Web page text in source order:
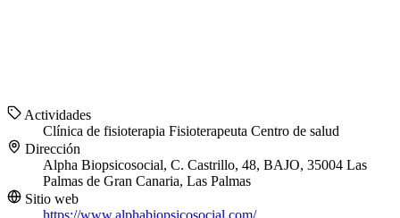
Actividades
Clínica de fisioterapia Fisioterapeuta Centro de salud
Dirección
Alpha Biopsicosocial, C. Castrillo, 48, BAJO, 35004 Las
Palmas de Gran Canaria, Las Palmas
Sitio web
https://www.alphabiopsicosocial.com/